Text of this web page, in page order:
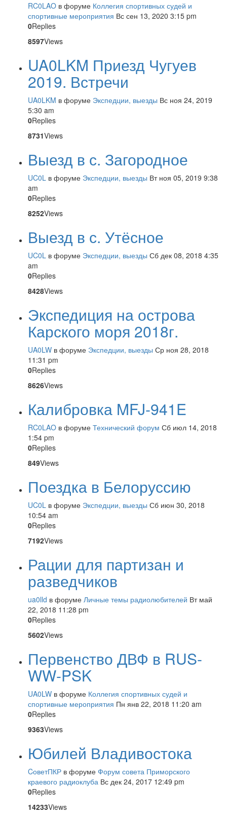
RC0LAO в форуме Коллегия спортивных судей и
спортивные мероприятия Вс сен 13, 2020 3:15 pm
0Replies
8597Views
UA0LKM Приезд Чугуев
2019. Встречи
UA0LKM в форуме Экспедции, выезды Вс ноя 24, 2019
5:30 am
0Replies
8731Views
Выезд в с. Загородное
UC0L в форуме Экспедции, выезды Вт ноя 05, 2019 9:38
am
0Replies
8252Views
Выезд в с. Утёсное
UC0L в форуме Экспедции, выезды Сб дек 08, 2018 4:35
am
0Replies
8428Views
Экспедиция на острова
Карского моря 2018г.
UA0LW в форуме Экспедции, выезды Ср ноя 28, 2018
11:31 pm
0Replies
8626Views
Калибровка MFJ-941E
RC0LAO в форуме Технический форум Сб июл 14, 2018
1:54 pm
0Replies
849Views
Поездка в Белоруссию
UC0L в форуме Экспедции, выезды Сб июн 30, 2018
10:54 am
0Replies
7192Views
Рации для партизан и
разведчиков
ua0lld в форуме Личные темы радиолюбителей Вт май
22, 2018 11:28 pm
0Replies
5602Views
Первенство ДВФ в RUS-
WW-PSK
UA0LW в форуме Коллегия спортивных судей и
спортивные мероприятия Пн янв 22, 2018 11:20 am
0Replies
9363Views
Юбилей Владивостока
CоветПКР в форуме Форум совета Приморского
краевого радиоклуба Вс дек 24, 2017 12:49 pm
0Replies
14233Views